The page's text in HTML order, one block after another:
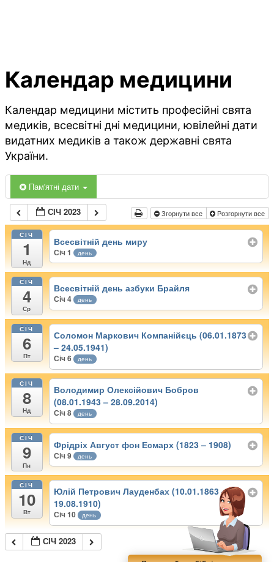
Календар медицини
Календар медицини містить професійні свята
медиків, всесвітні дні медицини, ювілейні дати
видатних медиків а також державні свята
України.
Пам'ятні дати
СІЧ 2023 Згорнути все Розгорнути все
СІЧ
1
Нд
Всесвітній день миру
Січ 1 день
СІЧ
4
Ср
Всесвітній день азбуки Брайля
Січ 4 день
СІЧ
6
Пт
Соломон Маркович Компанійєць (06.01.1873
– 24.05.1941)
Січ 6 день
СІЧ
8
Нд
Володимир Олексійович Бобров
(08.01.1943 – 28.09.2014)
Січ 8 день
СІЧ
9
Пн
Фрідріх Август фон Есмарх (1823 – 1908)
Січ 9 день
СІЧ
10
Вт
Юлій Петрович Лауденбах (10.01.1863 –
19.08.1910)
Січ 10 день
СІЧ 2023